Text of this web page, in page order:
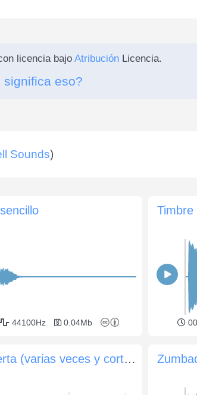
licencia bajo AtribuciónLicencia.
significa eso?
Sounds)
44100Hz 0.04Mb
Timbre
Timbre de puerta (varias veces y cortocircuito)